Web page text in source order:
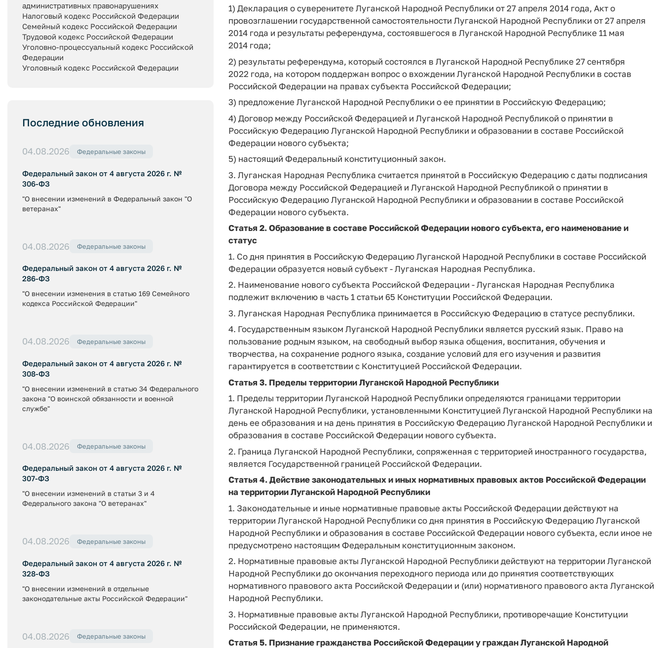
административных правонарушениях
Налоговый кодекс Российской Федерации
Семейный кодекс Российской Федерации
Трудовой кодекс Российской Федерации
Уголовно-процессуальный кодекс Российской
Федерации
Уголовный кодекс Российской Федерации
Последние обновления
04.08.2026 Федеральные законы
Федеральный закон от 4 августа 2026 г. №
306-ФЗ
"О внесении изменений в Федеральный закон "О
ветеранах"
04.08.2026 Федеральные законы
Федеральный закон от 4 августа 2026 г. №
286-ФЗ
"О внесении изменения в статью 169 Семейного
кодекса Российской Федерации"
04.08.2026 Федеральные законы
Федеральный закон от 4 августа 2026 г. №
308-ФЗ
"О внесении изменений в статью 34 Федерального
закона "О воинской обязанности и военной
службе"
04.08.2026 Федеральные законы
Федеральный закон от 4 августа 2026 г. №
307-ФЗ
"О внесении изменений в статьи 3 и 4
Федерального закона "О ветеранах"
04.08.2026 Федеральные законы
Федеральный закон от 4 августа 2026 г. №
328-ФЗ
"О внесении изменений в отдельные
законодательные акты Российской Федерации"
04.08.2026 Федеральные законы
1) Декларация о суверенитете Луганской Народной Республики от 27 апреля 2014 года, Акт о
провозглашении государственной самостоятельности Луганской Народной Республики от 27 апреля
2014 года и результаты референдума, состоявшегося в Луганской Народной Республике 11 мая
2014 года;
2) результаты референдума, который состоялся в Луганской Народной Республике 27 сентября
2022 года, на котором поддержан вопрос о вхождении Луганской Народной Республики в состав
Российской Федерации на правах субъекта Российской Федерации;
3) предложение Луганской Народной Республики о ее принятии в Российскую Федерацию;
4) Договор между Российской Федерацией и Луганской Народной Республикой о принятии в
Российскую Федерацию Луганской Народной Республики и образовании в составе Российской
Федерации нового субъекта;
5) настоящий Федеральный конституционный закон.
3. Луганская Народная Республика считается принятой в Российскую Федерацию с даты подписания
Договора между Российской Федерацией и Луганской Народной Республикой о принятии в
Российскую Федерацию Луганской Народной Республики и образовании в составе Российской
Федерации нового субъекта.
Статья 2. Образование в составе Российской Федерации нового субъекта, его наименование и
статус
1. Со дня принятия в Российскую Федерацию Луганской Народной Республики в составе Российской
Федерации образуется новый субъект - Луганская Народная Республика.
2. Наименование нового субъекта Российской Федерации - Луганская Народная Республика
подлежит включению в часть 1 статьи 65 Конституции Российской Федерации.
3. Луганская Народная Республика принимается в Российскую Федерацию в статусе республики.
4. Государственным языком Луганской Народной Республики является русский язык. Право на
пользование родным языком, на свободный выбор языка общения, воспитания, обучения и
творчества, на сохранение родного языка, создание условий для его изучения и развития
гарантируется в соответствии с Конституцией Российской Федерации.
Статья 3. Пределы территории Луганской Народной Республики
1. Пределы территории Луганской Народной Республики определяются границами территории
Луганской Народной Республики, установленными Конституцией Луганской Народной Республики на
день ее образования и на день принятия в Российскую Федерацию Луганской Народной Республики и
образования в составе Российской Федерации нового субъекта.
2. Граница Луганской Народной Республики, сопряженная с территорией иностранного государства,
является Государственной границей Российской Федерации.
Статья 4. Действие законодательных и иных нормативных правовых актов Российской Федерации
на территории Луганской Народной Республики
1. Законодательные и иные нормативные правовые акты Российской Федерации действуют на
территории Луганской Народной Республики со дня принятия в Российскую Федерацию Луганской
Народной Республики и образования в составе Российской Федерации нового субъекта, если иное не
предусмотрено настоящим Федеральным конституционным законом.
2. Нормативные правовые акты Луганской Народной Республики действуют на территории Луганской
Народной Республики до окончания переходного периода или до принятия соответствующих
нормативного правового акта Российской Федерации и (или) нормативного правового акта Луганской
Народной Республики.
3. Нормативные правовые акты Луганской Народной Республики, противоречащие Конституции
Российской Федерации, не применяются.
Статья 5. Признание гражданства Российской Федерации у граждан Луганской Народной